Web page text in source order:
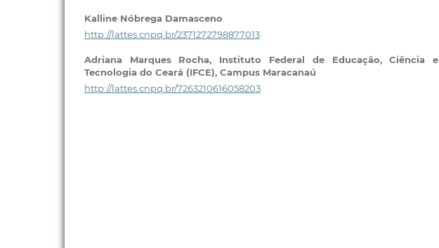
Kalline Nóbrega Damasceno
http://lattes.cnpq.br/2371272798877013
Adriana Marques Rocha, Instituto Federal de Educação, Ciência e
Tecnologia do Ceará (IFCE), Campus Maracanaú
http://lattes.cnpq.br/7263210616058203